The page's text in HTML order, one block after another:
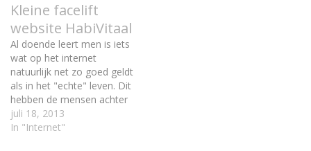
Kleine facelift
website HabiVitaal
Al doende leert men is iets
wat op het internet
natuurlijk net zo goed geldt
als in het "echte" leven. Dit
hebben de mensen achter
HabiVitaal ook
ondervonden. Toen zij
juli 18, 2013
In "Internet"